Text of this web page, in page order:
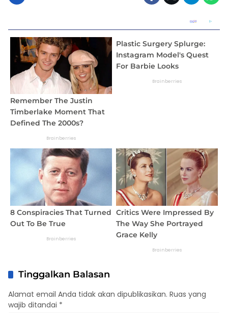
Tinggalkan Balasan
Alamat email Anda tidak akan dipublikasikan. Ruas yang
wajib ditandai *